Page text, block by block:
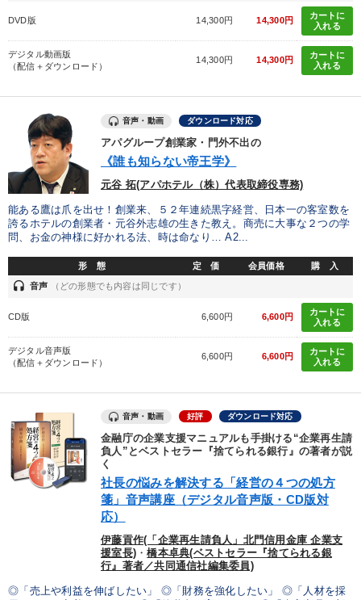
DVD版 14,300円 14,300円
カートに
入れる
デジタル動画版
（配信＋ダウンロード）
14,300円 14,300円
カートに
入れる
音声・動画 ダウンロード対応
アパグループ創業家・門外不出の
《誰も知らない帝王学》
元谷 拓(アパホテル（株）代表取締役専務)
能ある鷹は爪を出せ！創業来、５２年連続黒字経営、日本一の客室数を
誇るホテルの創業者・元谷外志雄の生きた教え。商売に大事な２つの学
問、お金の神様に好かれる法、時は命なり… A2...
形 態 定 価 会員価格 購 入
headset 音声 （どの形態でも内容は同じです）
CD版 6,600円 6,600円
カートに
入れる
デジタル音声版
（配信＋ダウンロード）
6,600円 6,600円
カートに
入れる
音声・動画 好評 ダウンロード対応
金融庁の企業支援マニュアルも手掛ける“企業再生請
負人”とベストセラー『捨てられる銀行』の著者が説
く
社長の悩みを解決する「経営の４つの処方
箋」音声講座（デジタル音声版・CD版対
応）
伊藤貢作(「企業再生請負人」北門信用金庫 企業支
援室長) ・橋本卓典(ベストセラー『捨てられる銀
行』著者／共同通信社編集委員)
◎「売上や利益を伸ばしたい」 ◎「財務を強化したい」 ◎「人材を採